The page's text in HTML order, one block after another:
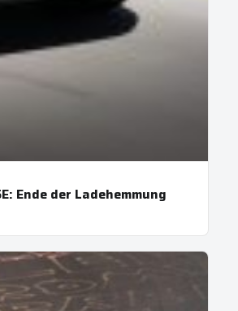
Ende der Ladehemmung